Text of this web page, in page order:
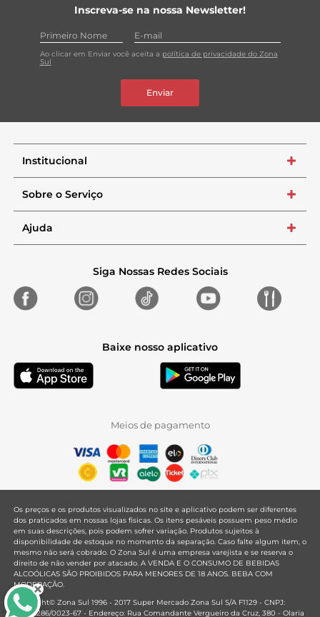
Inscreva-se na nossa Newsletter!
Ao clicar em Enviar você aceita a política de privacidade do Zona
Sul
Enviar
Institucional +
Sobre o Serviço +
Ajuda +
Siga Nossas Redes Sociais
Baixe nosso aplicativo
Meios de pagamento
Os preços e os produtos visualizados no site e aplicativo podem ser diferentes
dos praticados em nossas lojas físicas. Os itens pesáveis possuem peso médio
em suas descrições, pois podem sofrer variação. Produtos sujeitos à
disponibilidade de estoque no momento da separação. Caso falte algum item, o
mesmo não será cobrado. O Zona Sul é uma empresa varejista e se reserva o
direito de não vender por atacado. A VENDA E O CONSUMO DE BEBIDAS
ALCOÓLICAS SÃO PROIBIDOS PARA MENORES DE 18 ANOS. BEBA COM
MODERAÇÃO.
Copyright© Zona Sul 1996 - 2017 Super Mercado Zona Sul S/A F1129 - CNPJ:
33.381.286/0023-67 - Endereço: Rua Comandante Vergueiro da Cruz, 380 - Olaria